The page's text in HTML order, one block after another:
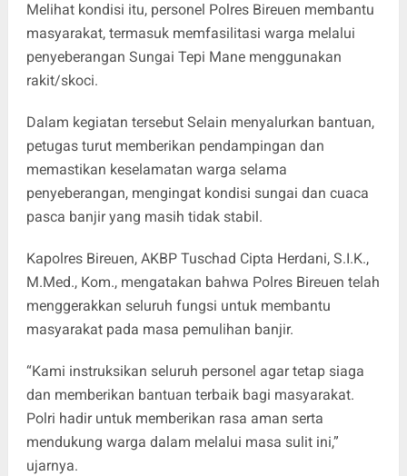
Melihat kondisi itu, personel Polres Bireuen membantu
masyarakat, termasuk memfasilitasi warga melalui
penyeberangan Sungai Tepi Mane menggunakan
rakit/skoci.
Dalam kegiatan tersebut Selain menyalurkan bantuan,
petugas turut memberikan pendampingan dan
memastikan keselamatan warga selama
penyeberangan, mengingat kondisi sungai dan cuaca
pasca banjir yang masih tidak stabil.
Kapolres Bireuen, AKBP Tuschad Cipta Herdani, S.I.K.,
M.Med., Kom., mengatakan bahwa Polres Bireuen telah
menggerakkan seluruh fungsi untuk membantu
masyarakat pada masa pemulihan banjir.
“Kami instruksikan seluruh personel agar tetap siaga
dan memberikan bantuan terbaik bagi masyarakat.
Polri hadir untuk memberikan rasa aman serta
mendukung warga dalam melalui masa sulit ini,”
ujarnya.